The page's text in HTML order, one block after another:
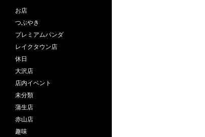
お店
つぶやき
プレミアムパンダ
レイクタウン店
休日
大沢店
店内イベント
未分類
蒲生店
赤山店
趣味